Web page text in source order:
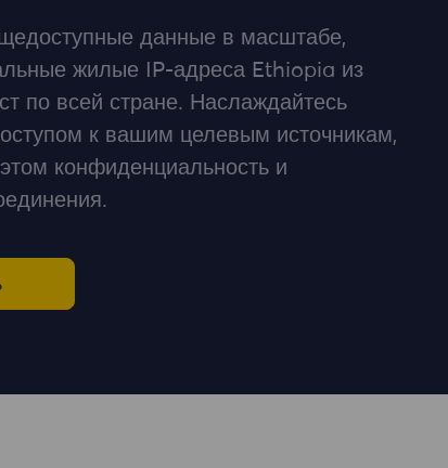
данные в масштабе,
жилые IP-адреса Ethiopia из
по всей стране. Наслаждайтесь
к вашим целевым источникам,
конфиденциальность и